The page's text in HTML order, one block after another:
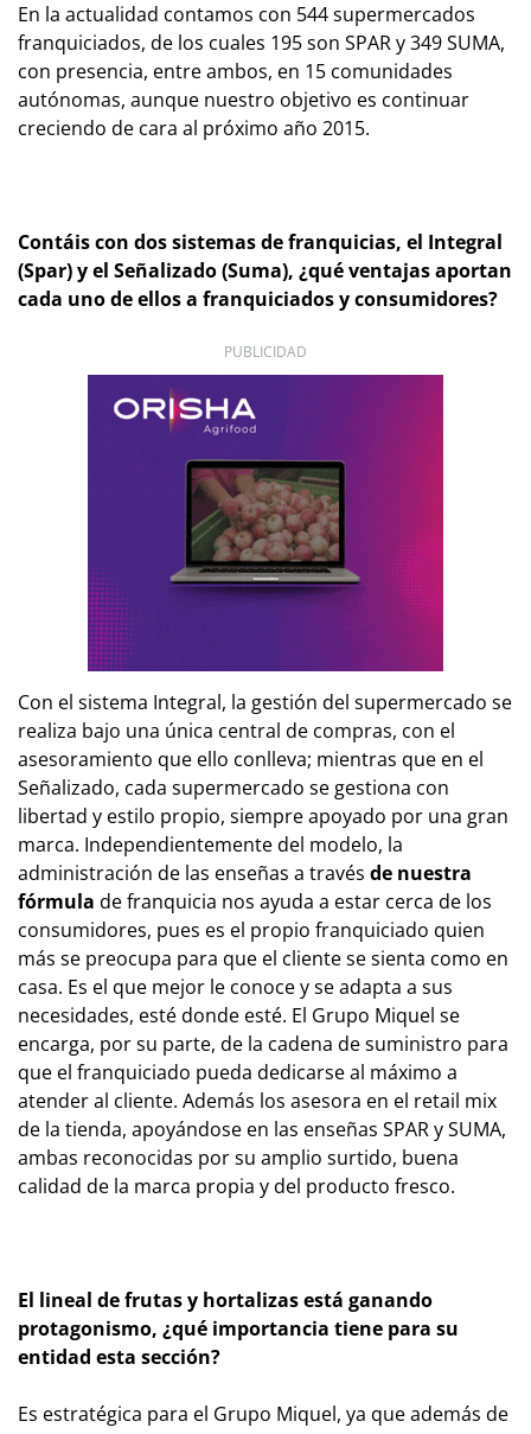
En la actualidad contamos con 544 supermercados
franquiciados, de los cuales 195 son SPAR y 349 SUMA,
con presencia, entre ambos, en 15 comunidades
autónomas, aunque nuestro objetivo es continuar
creciendo de cara al próximo año 2015.
Contáis con dos sistemas de franquicias, el Integral
(Spar) y el Señalizado (Suma), ¿qué ventajas aportan
cada uno de ellos a franquiciados y consumidores?
PUBLICIDAD
Con el sistema Integral, la gestión del supermercado se
realiza bajo una única central de compras, con el
asesoramiento que ello conlleva; mientras que en el
Señalizado, cada supermercado se gestiona con
libertad y estilo propio, siempre apoyado por una gran
marca. Independientemente del modelo, la
administración de las enseñas a través de nuestra
fórmula de franquicia nos ayuda a estar cerca de los
consumidores, pues es el propio franquiciado quien
más se preocupa para que el cliente se sienta como en
casa. Es el que mejor le conoce y se adapta a sus
necesidades, esté donde esté. El Grupo Miquel se
encarga, por su parte, de la cadena de suministro para
que el franquiciado pueda dedicarse al máximo a
atender al cliente. Además los asesora en el retail mix
de la tienda, apoyándose en las enseñas SPAR y SUMA,
ambas reconocidas por su amplio surtido, buena
calidad de la marca propia y del producto fresco.
El lineal de frutas y hortalizas está ganando
protagonismo, ¿qué importancia tiene para su
entidad esta sección?
Es estratégica para el Grupo Miquel, ya que además de